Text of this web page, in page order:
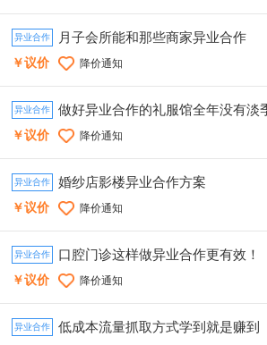
异业合作 月子会所能和那些商家异业合作
￥议价 降价通知
异业合作 做好异业合作的礼服馆全年没有淡
￥议价 降价通知
异业合作 婚纱店影楼异业合作方案
￥议价 降价通知
异业合作 口腔门诊这样做异业合作更有效！
￥议价 降价通知
异业合作 低成本流量抓取方式学到就是赚到